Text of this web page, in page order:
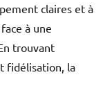
claires et à
à une
trouvant
fidélisation, la